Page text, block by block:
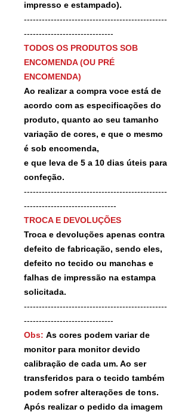
impresso e estampado).
------------------------------------------------
------------------------------
TODOS OS PRODUTOS SOB
ENCOMENDA (OU PRÉ
ENCOMENDA)
Ao realizar a compra voce está de
acordo com as especificações do
produto, quanto ao seu tamanho
variação de cores, e que o mesmo
é sob encomenda,
e que leva de 5 a 10 dias úteis para
confeção.
------------------------------------------------
-------------------------------
TROCA E DEVOLUÇÕES
Troca e devoluções apenas contra
defeito de fabricação, sendo eles,
defeito no tecido ou manchas e
falhas de impressão na estampa
solicitada.
------------------------------------------------
------------------------------
Obs: As cores podem variar de
monitor para monitor devido
calibração de cada um. Ao ser
transferidos para o tecido também
podem sofrer alterações de tons.
Após realizar o pedido da imagem